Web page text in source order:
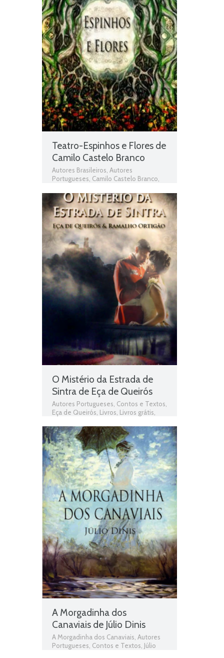
Teatro-Espinhos e Flores de
Camilo Castelo Branco
Autores Brasileiros Autores
Portugueses Camilo Castelo Branco
Livros para download,Livros pdf,livros
PNL,Livros Portugueses,Obras,Obras
Brasileiras,Obras de domínio público,
Obras Portuguesas
Plano Nacional da
Leitura,Teatro
O Mistério da Estrada de
Sintra de Eça de Queirós
Autores Portugueses Contos e Textos
Eça de Queirós Livros Livros grátis
Portugueses,O Mistério da Estrada de
Sintra,O Mistério da Estrada de Sintra
de Eça de Queirós,Obras,Obras de
domínio público,Obras Portuguesas,
Plano Nacional da Leitura,PNL,
Ramalho Ortigão
A Morgadinha dos
Canaviais de Júlio Dinis
A Morgadinha dos Canaviais, Autores
Portugueses, Contos e Textos, Júlio